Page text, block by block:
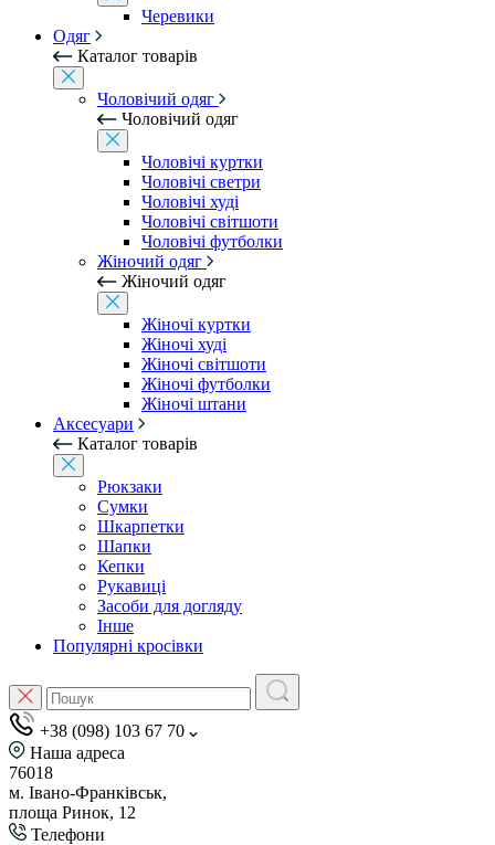
Черевики
Одяг
Каталог товарів
Чоловічий одяг
Чоловічий одяг
Чоловічі куртки
Чоловічі светри
Чоловічі худі
Чоловічі світшоти
Чоловічі футболки
Жіночий одяг
Жіночий одяг
Жіночі куртки
Жіночі худі
Жіночі світшоти
Жіночі футболки
Жіночі штани
Аксесуари
Каталог товарів
Рюкзаки
Сумки
Шкарпетки
Шапки
Кепки
Рукавиці
Засоби для догляду
Інше
Популярні кросівки
+38 (098) 103 67 70
Наша адреса
76018
м. Івано-Франківськ,
площа Ринок, 12
Телефони